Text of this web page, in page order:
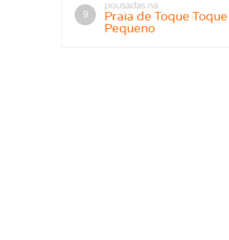
pousadas na
Praia de Toque Toque
Pequeno